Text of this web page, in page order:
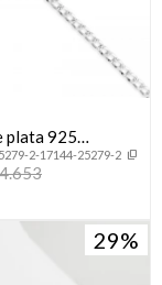
plata 925
50 cm.
2-17144-25279-2
4.653
29